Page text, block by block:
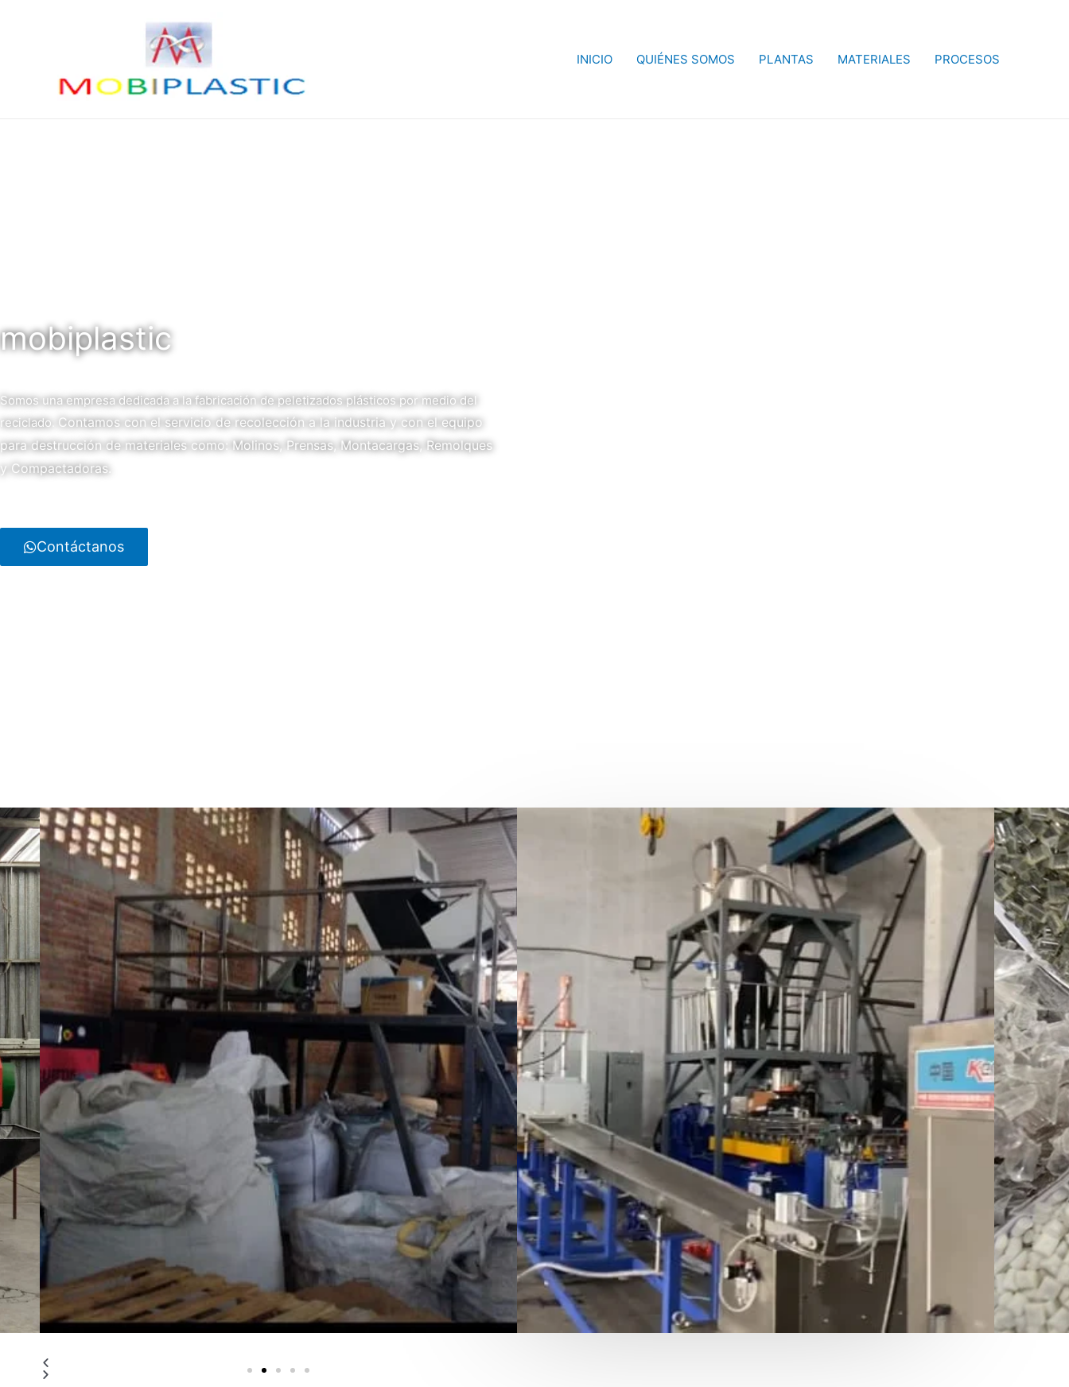
INICIO QUIÉNES SOMOS PLANTAS MATERIALES PROCESOS
mobiplastic
Somos una empresa dedicada a la fabricación de peletizados plásticos por medio del
reciclado. Contamos con el servicio de recolección a la industria y con el equipo
para destrucción de materiales como: Molinos, Prensas, Montacargas, Remolques
y Compactadoras.
Contáctanos
Quienes Somos:
Somos una empresa dedicada a la fabricación de
peletizados plásticos por medio del reciclado, contamos con
servicio de recolección a industria y contamos con equipo
para destrucción de materiales, Molinos, Prensas,
Montacargas, Remolques, Compactadoras.
Contamos con permisos de Ecología como generador y
transportador en varias ciudades de la republica.
Contáctanos